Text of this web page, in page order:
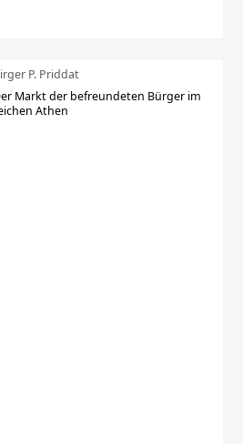
P. Priddat
Markt der befreundeten Bürger im
Athen